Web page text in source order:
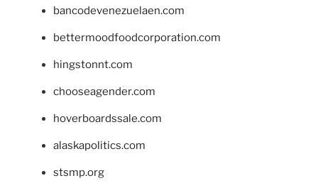
bancodevenezuelaen.com
bettermoodfoodcorporation.com
hingstonnt.com
chooseagender.com
hoverboardssale.com
alaskapolitics.com
stsmp.org